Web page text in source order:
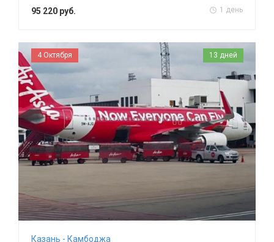
95 220 руб. 1 день
Казань - Камбоджа
4 Октября 13 дней